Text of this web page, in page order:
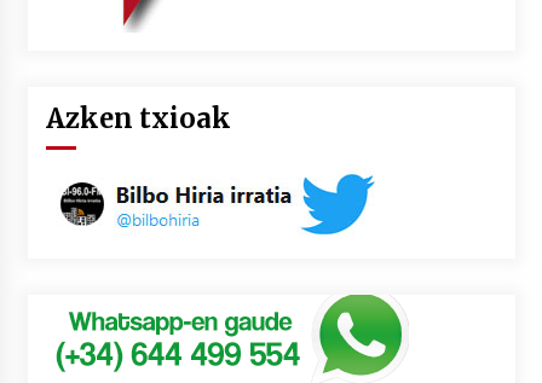
Azken txioak